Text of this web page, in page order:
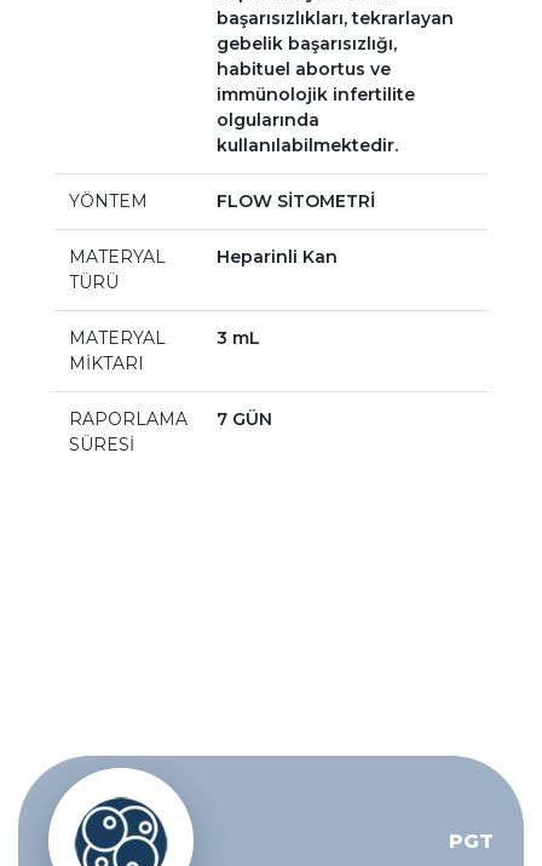
başarısızlıkları, tekrarlayan
gebelik başarısızlığı,
habituel abortus ve
immünolojik infertilite
olgularında
kullanılabilmektedir.
YÖNTEM FLOW SİTOMETRİ
MATERYAL
TÜRÜ
Heparinli Kan
MATERYAL
MİKTARI
3 mL
RAPORLAMA
SÜRESİ
7 GÜN
PGT